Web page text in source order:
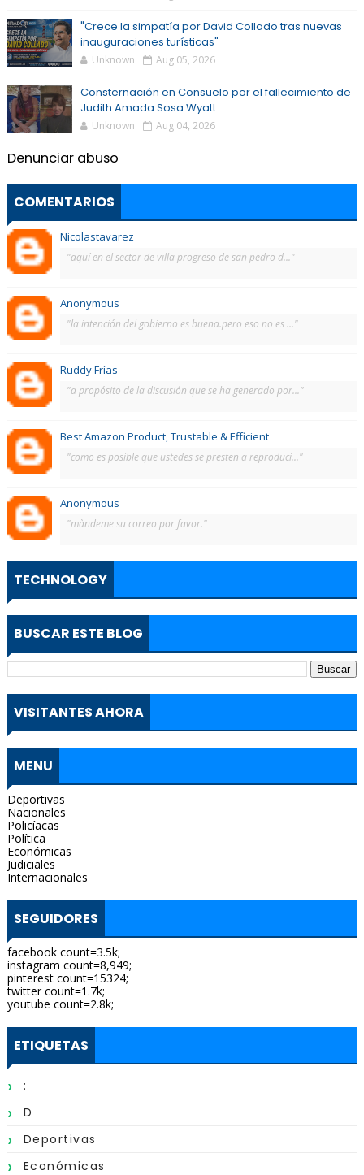
"Crece la simpatía por David Collado tras nuevas
inauguraciones turísticas"
Unknown Aug 05, 2026
Consternación en Consuelo por el fallecimiento de
Judith Amada Sosa Wyatt
Unknown Aug 04, 2026
Denunciar abuso
COMENTARIOS
Nicolastavarez
"aquí en el sector de villa progreso de san pedro d..."
Anonymous
"la intención del gobierno es buena.pero eso no es ..."
Ruddy Frías
"a propósito de la discusión que se ha generado por..."
Best Amazon Product, Trustable & Efficient
"como es posible que ustedes se presten a reproduci..."
Anonymous
"màndeme su correo por favor."
TECHNOLOGY
BUSCAR ESTE BLOG
VISITANTES AHORA
MENU
Deportivas
Nacionales
Policíacas
Política
Económicas
Judiciales
Internacionales
SEGUIDORES
facebook count=3.5k;
instagram count=8,949;
pinterest count=15324;
twitter count=1.7k;
youtube count=2.8k;
ETIQUETAS
:
D
Deportivas
Económicas